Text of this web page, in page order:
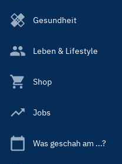
Gesundheit
Leben & Lifestyle
Shop
Jobs
Was geschah am ...?